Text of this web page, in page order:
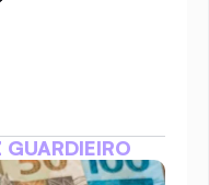
GUARDIEIRO